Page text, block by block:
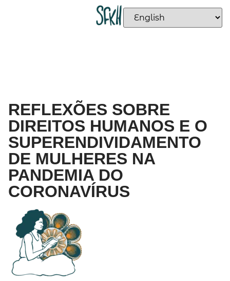
REFLEXÕES SOBRE
DIREITOS HUMANOS E O
SUPERENDIVIDAMENTO
DE MULHERES NA
PANDEMIA DO
CORONAVÍRUS